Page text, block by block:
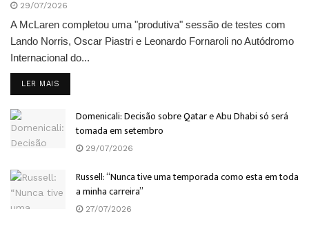
29/07/2026
A McLaren completou uma "produtiva" sessão de testes com
Lando Norris, Oscar Piastri e Leonardo Fornaroli no Autódromo
Internacional do...
LER MAIS
Domenicali: Decisão sobre Qatar e Abu Dhabi só será
tomada em setembro
29/07/2026
Russell: “Nunca tive uma temporada como esta em toda
a minha carreira”
27/07/2026